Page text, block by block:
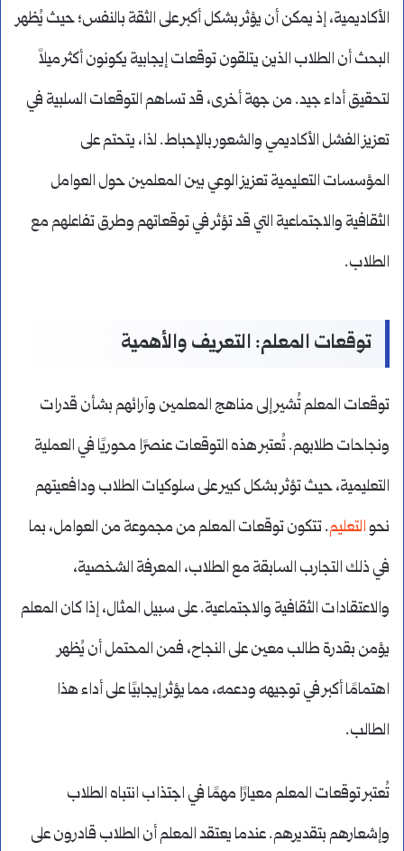
الأكاديمية، إذ يمكن أن يؤثر بشكل أكبر على الثقة بالنفس؛ حيث يُظهر
البحث أن الطلاب الذين يتلقون توقعات إيجابية يكونون أكثر ميلاً
لتحقيق أداء جيد. من جهة أخرى، قد تساهم التوقعات السلبية في
تعزيز الفشل الأكاديمي والشعور بالإحباط. لذا، يتحتم على
المؤسسات التعليمية تعزيز الوعي بين المعلمين حول العوامل
الثقافية والاجتماعية التي قد تؤثر في توقعاتهم وطرق تفاعلهم مع
الطلاب.
توقعات المعلم: التعريف والأهمية
توقعات المعلم تُشير إلى مناهج المعلمين وآرائهم بشأن قدرات
ونجاحات طلابهم. تُعتبر هذه التوقعات عنصرًا محوريًا في العملية
التعليمية، حيث تؤثر بشكل كبير على سلوكيات الطلاب ودافعيتهم
نحوالتعليم. تتكون توقعات المعلم من مجموعة من العوامل، بما
في ذلك التجارب السابقة مع الطلاب، المعرفة الشخصية،
والاعتقادات الثقافية والاجتماعية. على سبيل المثال، إذا كان المعلم
يؤمن بقدرة طالب معين على النجاح، فمن المحتمل أن يُظهر
اهتمامًا أكبر في توجيهه ودعمه، مما يؤثر إيجابيًا على أداء هذا
الطالب.
تُعتبر توقعات المعلم معيارًا مهمًا في اجتذاب انتباه الطلاب
وإشعارهم بتقديرهم. عندما يعتقد المعلم أن الطلاب قادرون على